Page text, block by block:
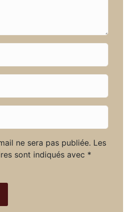
ne sera pas publiée. Les
sont indiqués avec *